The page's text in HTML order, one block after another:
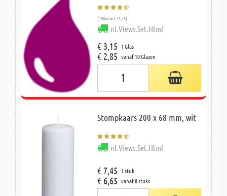
(100ml = € 15,75)
nl.Views.Set.Html
€ 3,15 1 Glas
€ 2,85 vanaf 10 Glazen
Stompkaars 200 x 68 mm, wit
nl.Views.Set.Html
€ 7,45 1 stuk
€ 6,65 vanaf 8 stuks